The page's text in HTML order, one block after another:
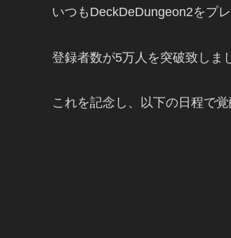
いつもDeckDeDungeon2をプ
登録者数が5万人を突破致しま
これを記念し、以下の日程で